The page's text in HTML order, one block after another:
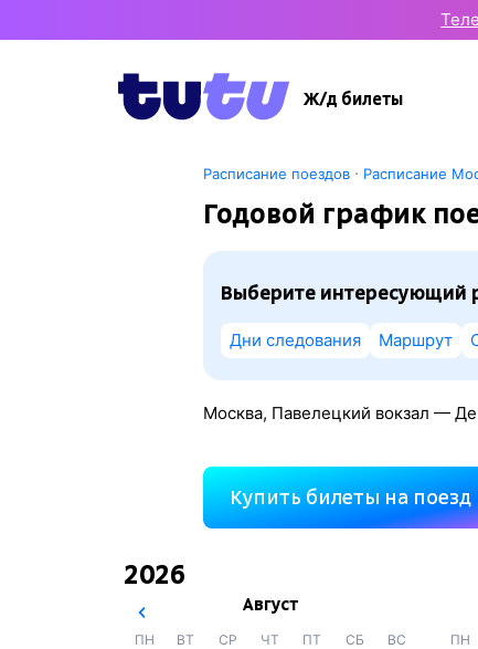
Ж/д билеты
Расписание поездов· Расписание
Годовой график
Выберите интересующий
Дни следования Маршрут
Москва, Павелецкий вокзал —
Купить билеты на поезд
2026
Август
ПН ВТ СР ЧТ ПТ СБ ВС ПН